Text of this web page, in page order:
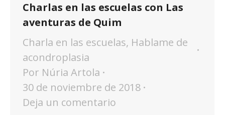
Charlas en las escuelas con Las
aventuras de Quim
Charla en las escuelas, Hablame de
acondroplasia
Por Núria Artola
30 de noviembre de 2018
Deja un comentario